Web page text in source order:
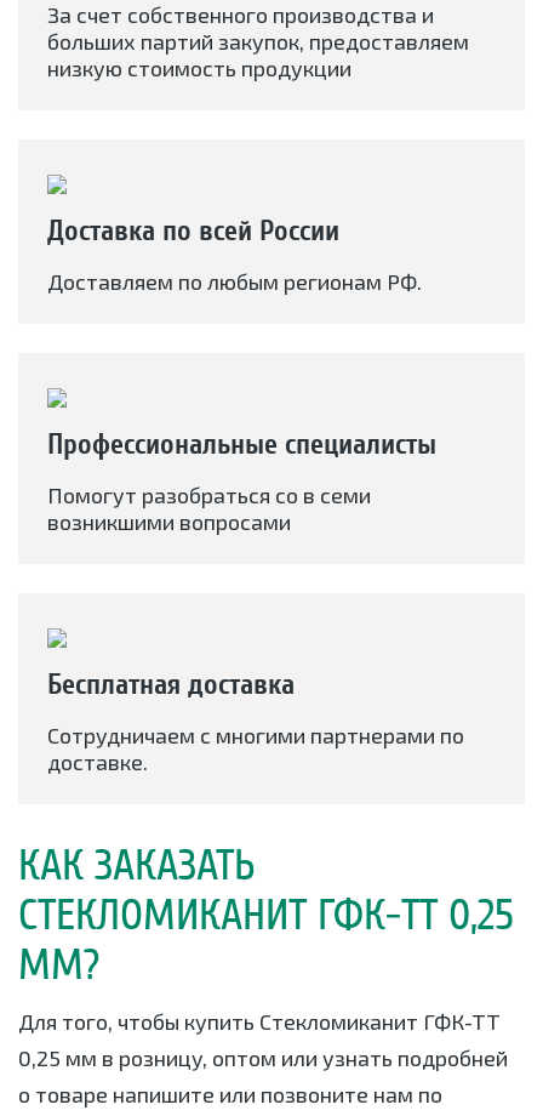
За счет собственного производства и
больших партий закупок, предоставляем
низкую стоимость продукции
Доставка по всей России
Доставляем по любым регионам РФ.
Профессиональные специалисты
Помогут разобраться со в семи
возникшими вопросами
Бесплатная доставка
Сотрудничаем с многими партнерами по
доставке.
КАК ЗАКАЗАТЬ
СТЕКЛОМИКАНИТ ГФК-ТТ 0,25
ММ?
Для того, чтобы купить Стекломиканит ГФК-ТТ
0,25 мм в розницу, оптом или узнать подробней
о товаре напишите или позвоните нам по